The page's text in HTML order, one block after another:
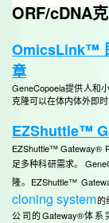
ORF/cDNA
OmicsLink™
章
GeneCopoeia提供人和
克隆可以在体内体外即
EZShuttle™
EZShuttle™ Gateway®
足多种科研需求。
隆。EZShuttle™
cloning system的
公司的Gateway®体